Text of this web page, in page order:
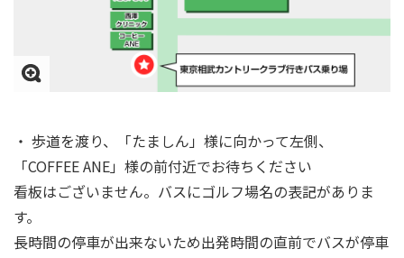
・ 歩道を渡り、「たましん」様に向かって左側、
「COFFEE ANE」様の前付近でお待ちください
看板はございません。バスにゴルフ場名の表記がありま
す。
長時間の停車が出来ないため出発時間の直前でバスが停車